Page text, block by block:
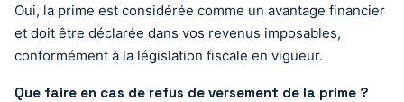
Oui, la prime est considérée comme un avantage financier
et doit être déclarée dans vos revenus imposables,
conformément à la législation fiscale en vigueur.
Que faire en cas de refus de versement de la prime ?